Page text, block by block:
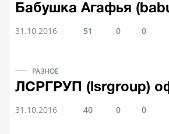
Бабушка Агафья
31.10.2016 51 0 0
РАЗНОЕ
ЛСРГРУП (lsrgroup)
31.10.2016 40 0 0